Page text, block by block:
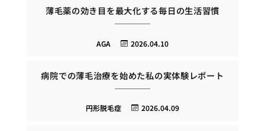
薄毛薬の効き目を最大化する毎日の生活習慣
2026.04.10
AGA
病院での薄毛治療を始めた私の実体験レポート
2026.04.09
円形脱毛症